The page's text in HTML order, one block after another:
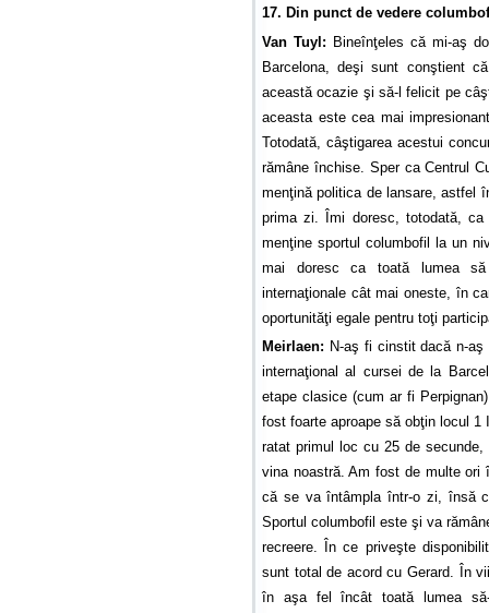
17. Din punct de vedere
Van Tuyl: Bineînţeles că mi-aş
Barcelona, deşi sunt conştient
această ocazie şi să-l felicit pe
aceasta este cea mai
Totodată, câştigarea acestui
rămâne închise. Sper ca Centrul
menţină politica de lansare, astfel
prima zi. Îmi doresc, totodată, ca
menţine sportul columbofil la un
mai doresc ca toată lumea să
internaţionale cât mai oneste, în
oportunităţi egale pentru toţi
Meirlaen: N-aş fi cinstit dacă n-
internaţional al cursei de la
etape clasice (cum ar fi
fost foarte aproape să obţin locul
ratat primul loc cu 25 de
vina noastră. Am fost de multe ori
că se va întâmpla într-o zi, însă
Sportul columbofil este şi va
recreere. În ce priveşte
sunt total de acord cu Gerard. În
în aşa fel încât toată lumea